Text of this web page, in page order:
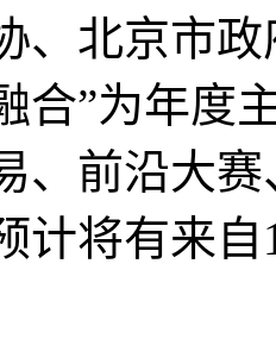
、北京市
合”为年度
、前沿大
计将有来